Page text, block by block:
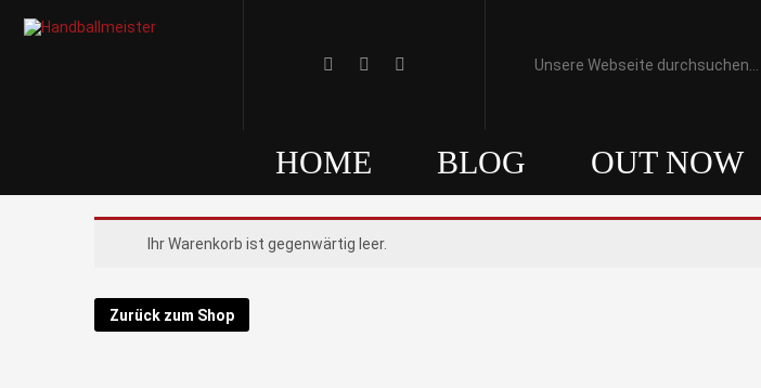
HOME BLOG OUT NOW
Ihr Warenkorb ist gegenwärtig leer.
Zurück zum Shop